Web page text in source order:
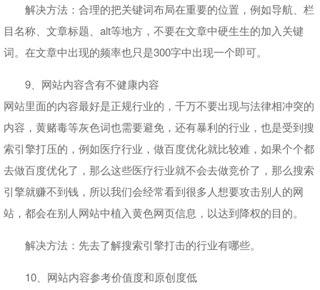
解决方法：合理的把关键词布局在重要的位置，例如导航、栏
目名称、文章标题、alt等地方，不要在文章中硬生生的加入关键
词。在文章中出现的频率也只是300字中出现一个即可。
9、网站内容含有不健康内容
网站里面的内容最好是正规行业的，千万不要出现与法律相冲突的
内容，黄赌毒等灰色词也需要避免，还有暴利的行业，也是受到搜
索引擎打压的，例如医疗行业，做百度优化就比较难，如果个个都
去做百度优化了，那么这些医疗行业就不会去做竞价了，那么搜索
引擎就赚不到钱，所以我们会经常看到很多人想要攻击别人的网
站，都会在别人网站中植入黄色网页信息，以达到降权的目的。
解决方法：先去了解搜索引擎打击的行业有哪些。
10、网站内容参考价值度和原创度低